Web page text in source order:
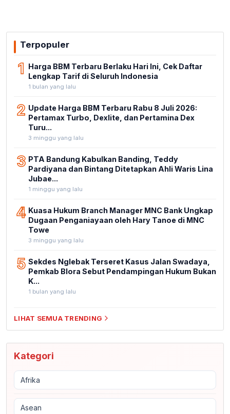
Terpopuler
1 Harga BBM Terbaru Berlaku Hari Ini, Cek Daftar
Lengkap Tarif di Seluruh Indonesia
1 bulan yang lalu
2 Update Harga BBM Terbaru Rabu 8 Juli 2026:
Pertamax Turbo, Dexlite, dan Pertamina Dex
Turu...
3 minggu yang lalu
3 PTA Bandung Kabulkan Banding, Teddy
Pardiyana dan Bintang Ditetapkan Ahli Waris Lina
Jubae...
1 minggu yang lalu
4 Kuasa Hukum Branch Manager MNC Bank Ungkap
Dugaan Penganiayaan oleh Hary Tanoe di MNC
Towe
3 minggu yang lalu
5 Sekdes Nglebak Terseret Kasus Jalan Swadaya,
Pemkab Blora Sebut Pendampingan Hukum Bukan
K...
1 bulan yang lalu
LIHAT SEMUA TRENDING
Kategori
Afrika
Asean